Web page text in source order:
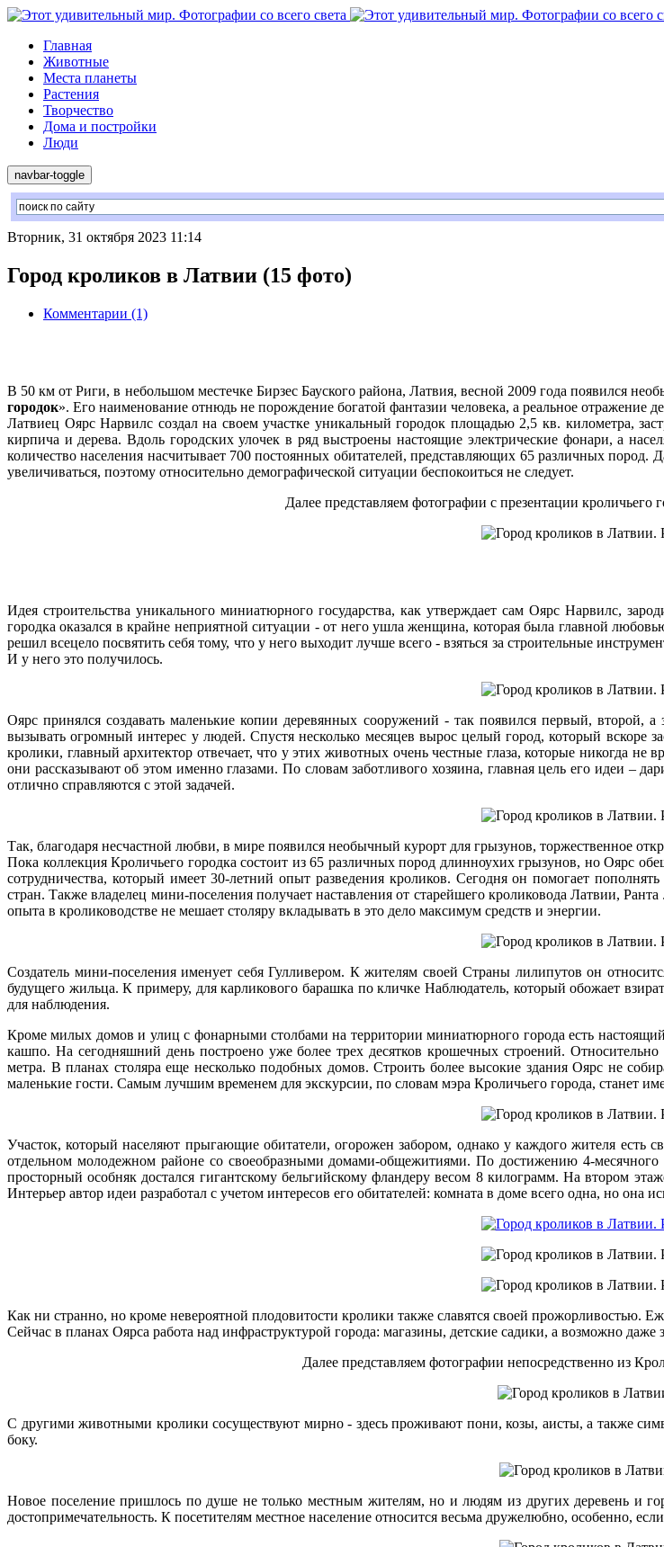
Главная
Животные
Места планеты
Растения
Творчество
Дома и постройки
Люди
navbar-toggle
Вторник, 31 октября 2023 11:14
Город кроликов в Латвии (15 фото)
Комментарии (1)
В 50 км от Риги, в небольшом местечке Бирзес Бауского района, Латвия, весной 2009 года появился
городок». Его наименование отнюдь не порождение богатой фантазии человека, а реальное отражение
Латвиец Оярс Нарвилс создал на своем участке уникальный городок площадью 2,5 кв. километра,
кирпича и дерева. Вдоль городских улочек в ряд выстроены настоящие электрические фонари, а
количество населения насчитывает 700 постоянных обитателей, представляющих 65 различных пород.
увеличиваться, поэтому относительно демографической ситуации беспокоиться не следует.
Далее представляем фотографии с презентации кроличьего
Идея строительства уникального миниатюрного государства, как утверждает сам Оярс Нарвилс,
городка оказался в крайне неприятной ситуации - от него ушла женщина, которая была главной
решил всецело посвятить себя тому, что у него выходит лучше всего - взяться за строительные
И у него это получилось.
Оярс принялся создавать маленькие копии деревянных сооружений - так появился первый, второй,
вызывать огромный интерес у людей. Спустя несколько месяцев вырос целый город, который вскоре
кролики, главный архитектор отвечает, что у этих животных очень честные глаза, которые никогда
они рассказывают об этом именно глазами. По словам заботливого хозяина, главная цель его идеи –
отлично справляются с этой задачей.
Так, благодаря несчастной любви, в мире появился необычный курорт для грызунов, торжественное
Пока коллекция Кроличьего городка состоит из 65 различных пород длинноухих грызунов, но Оярс
сотрудничества, который имеет 30-летний опыт разведения кроликов. Сегодня он помогает
стран. Также владелец мини-поселения получает наставления от старейшего кроликовода Латвии,
опыта в кролиководстве не мешает столяру вкладывать в это дело максимум средств и энергии.
Создатель мини-поселения именует себя Гулливером. К жителям своей Страны лилипутов он
будущего жильца. К примеру, для карликового барашка по кличке Наблюдатель, который обожает
для наблюдения.
Кроме милых домов и улиц с фонарными столбами на территории миниатюрного города есть
кашпо. На сегодняшний день построено уже более трех десятков крошечных строений.
метра. В планах столяра еще несколько подобных домов. Строить более высокие здания Оярс не
маленькие гости. Самым лучшим временем для экскурсии, по словам мэра Кроличьего города, станет
Участок, который населяют прыгающие обитатели, огорожен забором, однако у каждого жителя
отдельном молодежном районе со своеобразными домами-общежитиями. По достижению 4-
просторный особняк достался гигантскому бельгийскому фландеру весом 8 килограмм. На втором
Интерьер автор идеи разработал с учетом интересов его обитателей: комната в доме всего одна, но она
Как ни странно, но кроме невероятной плодовитости кролики также славятся своей прожорливостью.
Сейчас в планах Оярса работа над инфраструктурой города: магазины, детские садики, а возможно даже
Далее представляем фотографии непосредственно из
С другими животными кролики сосуществуют мирно - здесь проживают пони, козы, аисты, а также
боку.
Новое поселение пришлось по душе не только местным жителям, но и людям из других деревень и
достопримечательность. К посетителям местное население относится весьма дружелюбно, особенно,